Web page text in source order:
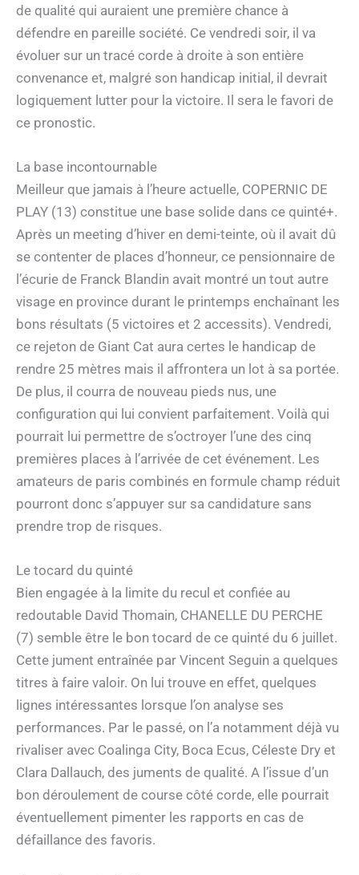
de qualité qui auraient une première chance à
défendre en pareille société. Ce vendredi soir, il va
évoluer sur un tracé corde à droite à son entière
convenance et, malgré son handicap initial, il devrait
logiquement lutter pour la victoire. Il sera le favori de
ce pronostic.
La base incontournable
Meilleur que jamais à l’heure actuelle, COPERNIC DE
PLAY (13) constitue une base solide dans ce quinté+.
Après un meeting d’hiver en demi-teinte, où il avait dû
se contenter de places d’honneur, ce pensionnaire de
l’écurie de Franck Blandin avait montré un tout autre
visage en province durant le printemps enchaînant les
bons résultats (5 victoires et 2 accessits). Vendredi,
ce rejeton de Giant Cat aura certes le handicap de
rendre 25 mètres mais il affrontera un lot à sa portée.
De plus, il courra de nouveau pieds nus, une
configuration qui lui convient parfaitement. Voilà qui
pourrait lui permettre de s’octroyer l’une des cinq
premières places à l’arrivée de cet événement. Les
amateurs de paris combinés en formule champ réduit
pourront donc s’appuyer sur sa candidature sans
prendre trop de risques.
Le tocard du quinté
Bien engagée à la limite du recul et confiée au
redoutable David Thomain, CHANELLE DU PERCHE
(7) semble être le bon tocard de ce quinté du 6 juillet.
Cette jument entraînée par Vincent Seguin a quelques
titres à faire valoir. On lui trouve en effet, quelques
lignes intéressantes lorsque l’on analyse ses
performances. Par le passé, on l’a notamment déjà vu
rivaliser avec Coalinga City, Boca Ecus, Céleste Dry et
Clara Dallauch, des juments de qualité. A l’issue d’un
bon déroulement de course côté corde, elle pourrait
éventuellement pimenter les rapports en cas de
défaillance des favoris.